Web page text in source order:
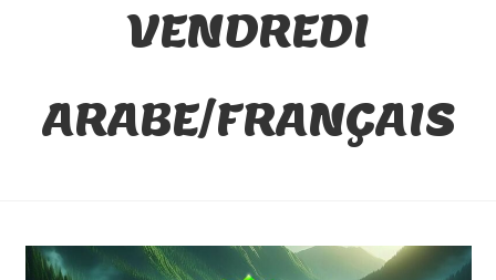
VENDREDI
ARABE/FRANÇAIS